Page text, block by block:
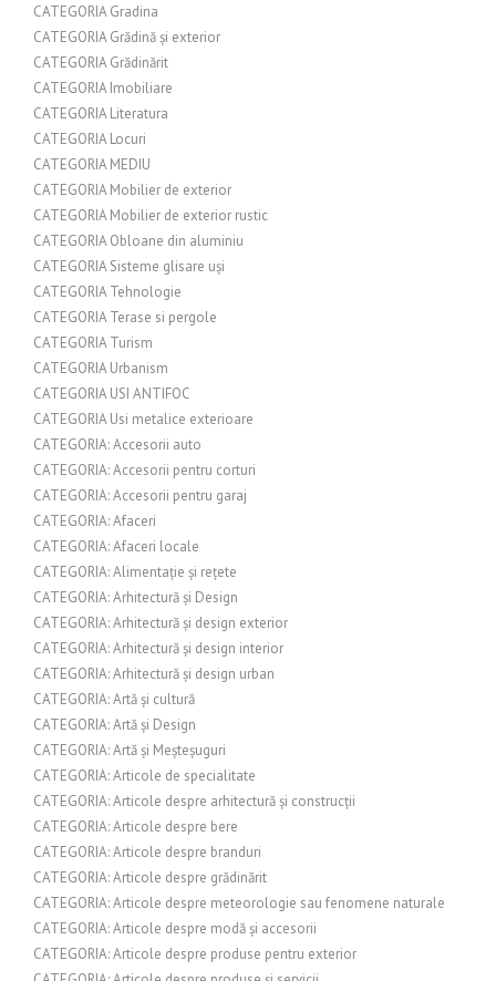
CATEGORIA Gradina
CATEGORIA Grădină și exterior
CATEGORIA Grădinărit
CATEGORIA Imobiliare
CATEGORIA Literatura
CATEGORIA Locuri
CATEGORIA MEDIU
CATEGORIA Mobilier de exterior
CATEGORIA Mobilier de exterior rustic
CATEGORIA Obloane din aluminiu
CATEGORIA Sisteme glisare uși
CATEGORIA Tehnologie
CATEGORIA Terase si pergole
CATEGORIA Turism
CATEGORIA Urbanism
CATEGORIA USI ANTIFOC
CATEGORIA Usi metalice exterioare
CATEGORIA: Accesorii auto
CATEGORIA: Accesorii pentru corturi
CATEGORIA: Accesorii pentru garaj
CATEGORIA: Afaceri
CATEGORIA: Afaceri locale
CATEGORIA: Alimentație și rețete
CATEGORIA: Arhitectură și Design
CATEGORIA: Arhitectură și design exterior
CATEGORIA: Arhitectură și design interior
CATEGORIA: Arhitectură și design urban
CATEGORIA: Artă și cultură
CATEGORIA: Artă și Design
CATEGORIA: Artă și Meșteșuguri
CATEGORIA: Articole de specialitate
CATEGORIA: Articole despre arhitectură și construcții
CATEGORIA: Articole despre bere
CATEGORIA: Articole despre branduri
CATEGORIA: Articole despre grădinărit
CATEGORIA: Articole despre meteorologie sau fenomene naturale
CATEGORIA: Articole despre modă și accesorii
CATEGORIA: Articole despre produse pentru exterior